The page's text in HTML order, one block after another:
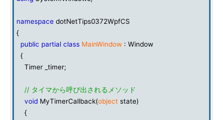
namespace dotNetTips0372WpfCS
{
public partial class MainWindow : Window
{
Timer _timer;
// タイマから呼び出されるメソッド
void MyTimerCallback(object state)
{